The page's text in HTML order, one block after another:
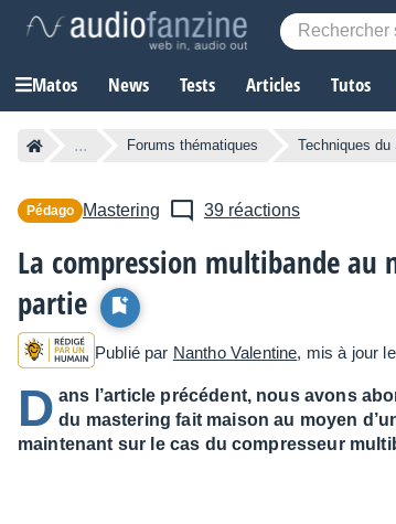
Matos News Tests Articles Tutos
... Forums thématiques Techniques du
Pédago Mastering 39 réactions
La compression multibande au
partie
Publié par Nantho Valentine, mis à jour
D ans l’article précédent, nous avons
du mastering fait maison au moyen
maintenant sur le cas du compresseur